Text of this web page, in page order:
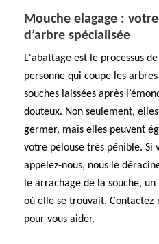
Mouche elagage :
d’arbre spécialisée
L'abattage est le processus
personne qui coupe les
souches laissées après
douteux. Non seulement,
germer, mais elles peuvent
votre pelouse très pénible. Si
appelez-nous, nous le
le arrachage de la souche,
où elle se trouvait. Contactez-
pour vous aider.